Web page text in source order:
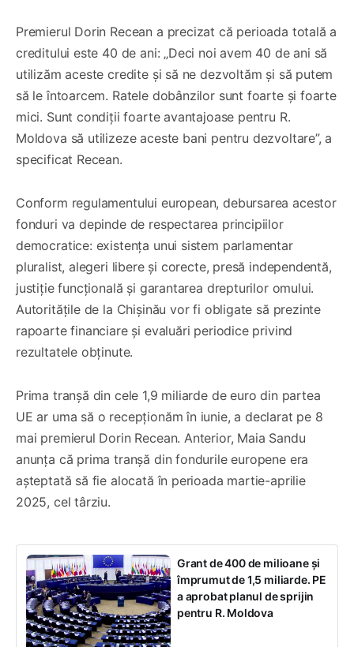
Premierul Dorin Recean a precizat că perioada totală a
creditului este 40 de ani: „Deci noi avem 40 de ani să
utilizăm aceste credite și să ne dezvoltăm și să putem
să le întoarcem. Ratele dobânzilor sunt foarte și foarte
mici. Sunt condiții foarte avantajoase pentru R.
Moldova să utilizeze aceste bani pentru dezvoltare”, a
specificat Recean.
Conform regulamentului european, debursarea acestor
fonduri va depinde de respectarea principiilor
democratice: existența unui sistem parlamentar
pluralist, alegeri libere și corecte, presă independentă,
justiție funcțională și garantarea drepturilor omului.
Autoritățile de la Chișinău vor fi obligate să prezinte
rapoarte financiare și evaluări periodice privind
rezultatele obținute.
Prima tranșă din cele 1,9 miliarde de euro din partea
UE ar uma să o recepționăm în iunie, a declarat pe 8
mai premierul Dorin Recean. Anterior, Maia Sandu
anunța că prima tranșă din fondurile europene era
așteptată să fie alocată în perioada martie-aprilie
2025, cel târziu.
Grant de 400 de milioane și
împrumut de 1,5 miliarde. PE
a aprobat planul de sprijin
pentru R. Moldova